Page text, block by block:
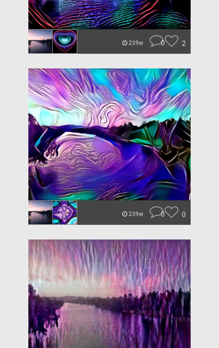
239w 0 2
239w 0 0